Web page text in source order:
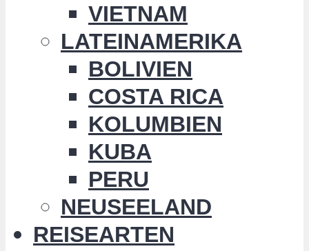
VIETNAM
LATEINAMERIKA
BOLIVIEN
COSTA RICA
KOLUMBIEN
KUBA
PERU
NEUSEELAND
REISEARTEN